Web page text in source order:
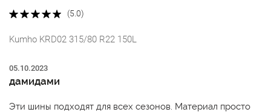
(5.0)
Kumho KRD02 315/80 R22 150L
05.10.2023
дамидами
Эти шины подходят для всех сезонов. Материал просто